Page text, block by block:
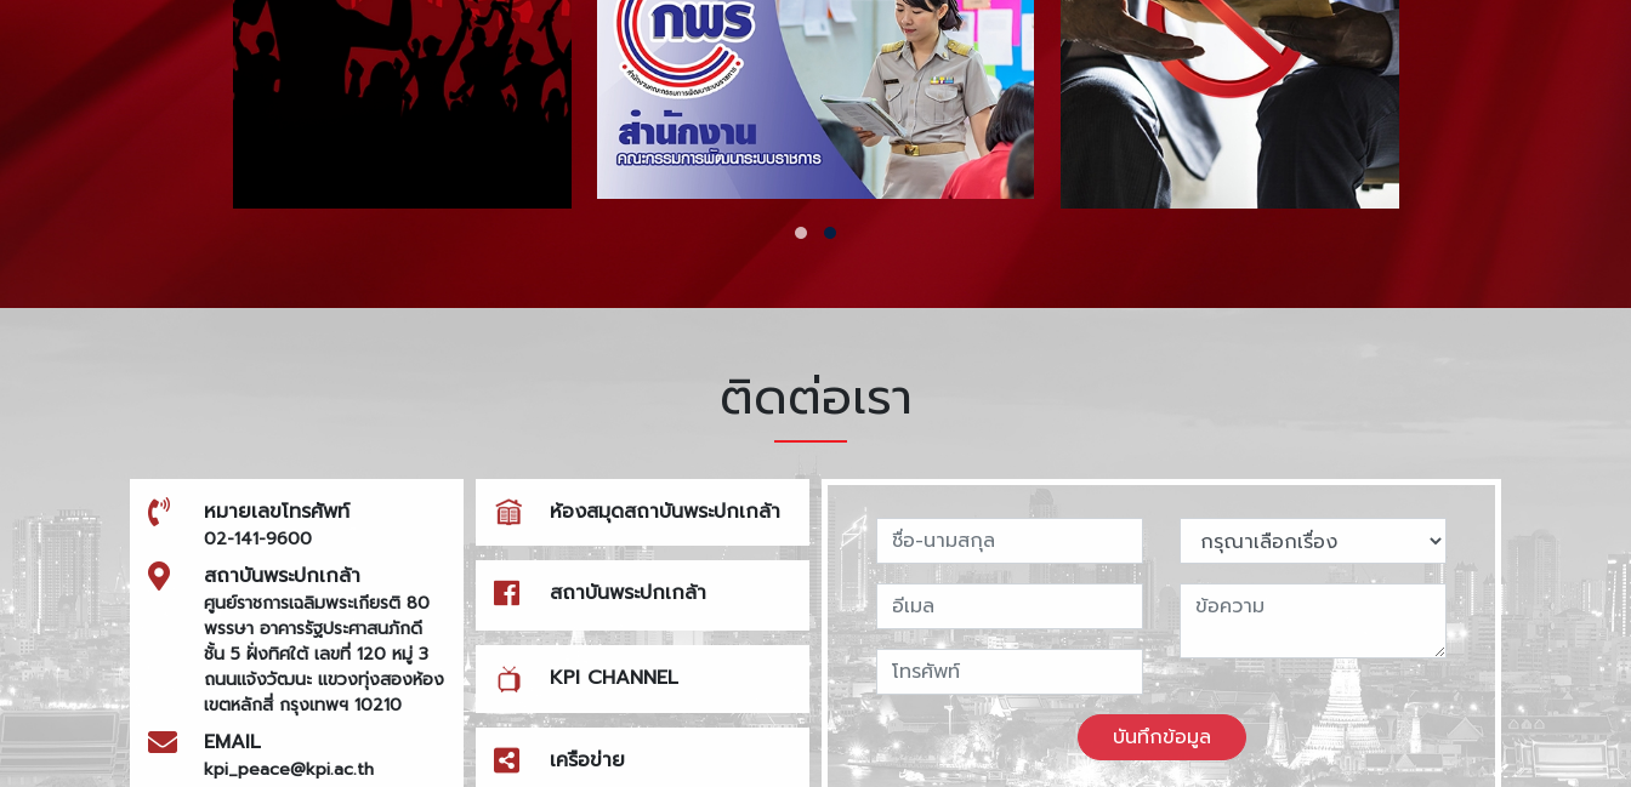
ติดต่อเรา
หมายเลขโทรศัพท์
02-141-9600
สถาบันพระปกเกล้า
ศูนย์ราชการเฉลิมพระเกียรติ 80
พรรษา อาคารรัฐประศาสนภักดี
ชั้น 5 ฝั่งทิศใต้ เลขที่ 120 หมู่ 3
ถนนแจ้งวัฒนะ แขวงทุ่งสองห้อง
เขตหลักสี่ กรุงเทพฯ 10210
EMAIL
kpi_peace@kpi.ac.th
ห้องสมุดสถาบันพระปกเกล้า
สถาบันพระปกเกล้า
KPI CHANNEL
เครือข่าย
บันทึกข้อมูล